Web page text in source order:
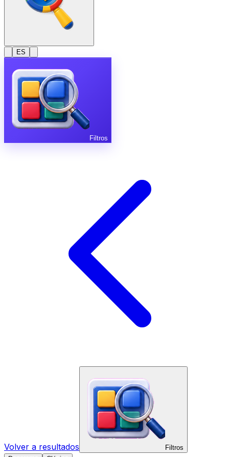
ES
Filtros
Volver a resultados
Filtros